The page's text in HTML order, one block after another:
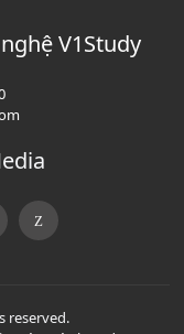
V1Study
reserved.